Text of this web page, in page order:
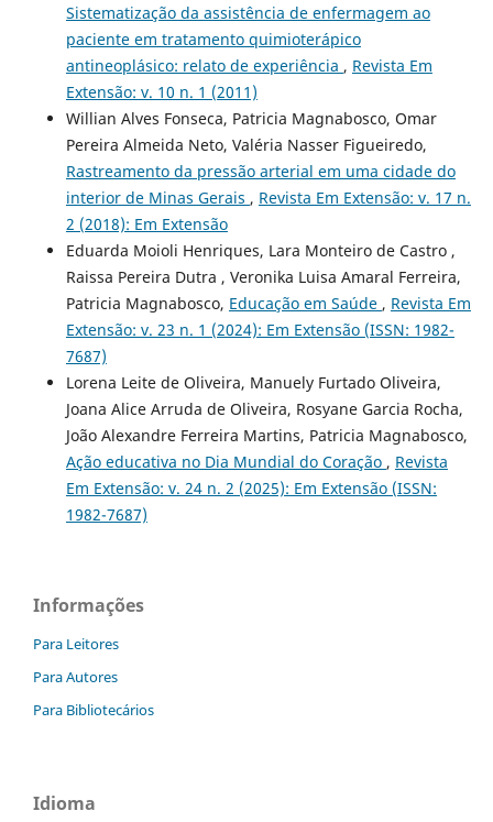
Sistematização da assistência de enfermagem ao
paciente em tratamento quimioterápico
antineoplásico: relato de experiência , Revista Em
Extensão: v. 10 n. 1 (2011)
Willian Alves Fonseca, Patricia Magnabosco, Omar
Pereira Almeida Neto, Valéria Nasser Figueiredo,
Rastreamento da pressão arterial em uma cidade do
interior de Minas Gerais , Revista Em Extensão: v. 17 n.
2 (2018): Em Extensão
Eduarda Moioli Henriques, Lara Monteiro de Castro ,
Raissa Pereira Dutra , Veronika Luisa Amaral Ferreira,
Patricia Magnabosco, Educação em Saúde , Revista Em
Extensão: v. 23 n. 1 (2024): Em Extensão (ISSN: 1982-
7687)
Lorena Leite de Oliveira, Manuely Furtado Oliveira,
Joana Alice Arruda de Oliveira, Rosyane Garcia Rocha,
João Alexandre Ferreira Martins, Patricia Magnabosco,
Ação educativa no Dia Mundial do Coração , Revista
Em Extensão: v. 24 n. 2 (2025): Em Extensão (ISSN:
1982-7687)
Informações
Para Leitores
Para Autores
Para Bibliotecários
Idioma